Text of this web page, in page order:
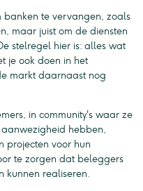
banken te vervangen, zoals
maar juist om de diensten
stelregel hier is: alles wat
je ook doen in het
markt daarnaast nog
in community's waar ze
hebben,
projecten voor hun
te zorgen dat beleggers
kunnen realiseren.